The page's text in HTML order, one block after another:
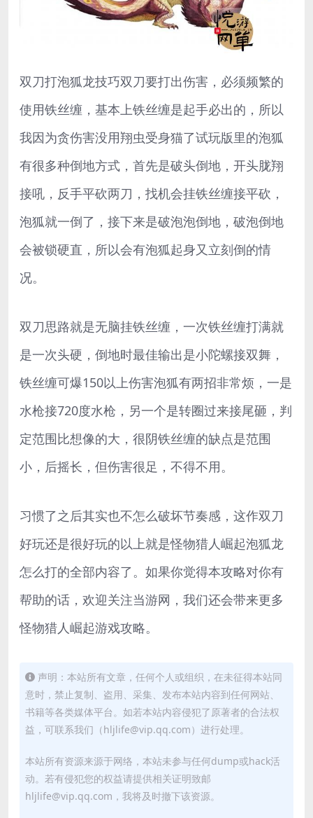
双刀打泡狐龙技巧双刀要打出伤害，必须频繁的
使用铁丝缠，基本上铁丝缠是起手必出的，所以
我因为贪伤害没用翔虫受身猫了试玩版里的泡狐
有很多种倒地方式，首先是破头倒地，开头胧翔
接吼，反手平砍两刀，找机会挂铁丝缠接平砍，
泡狐就一倒了，接下来是破泡泡倒地，破泡倒地
会被锁硬直，所以会有泡狐起身又立刻倒的情
况。
双刀思路就是无脑挂铁丝缠，一次铁丝缠打满就
是一次头硬，倒地时最佳输出是小陀螺接双舞，
铁丝缠可爆150以上伤害泡狐有两招非常烦，一是
水枪接720度水枪，另一个是转圈过来接尾砸，判
定范围比想像的大，很阴铁丝缠的缺点是范围
小，后摇长，但伤害很足，不得不用。
习惯了之后其实也不怎么破坏节奏感，这作双刀
好玩还是很好玩的以上就是怪物猎人崛起泡狐龙
怎么打的全部内容了。如果你觉得本攻略对你有
帮助的话，欢迎关注当游网，我们还会带来更多
怪物猎人崛起游戏攻略。
声明：本站所有文章，任何个人或组织，在未征得本站同
意时，禁止复制、盗用、采集、发布本站内容到任何网站、
书籍等各类媒体平台。如若本站内容侵犯了原著者的合法权
益，可联系我们（hljlife@vip.qq.com）进行处理。
本站所有资源来源于网络，本站未参与任何dump或hack活
动。若有侵犯您的权益请提供相关证明致邮
hljlife@vip.qq.com，我将及时撤下该资源。